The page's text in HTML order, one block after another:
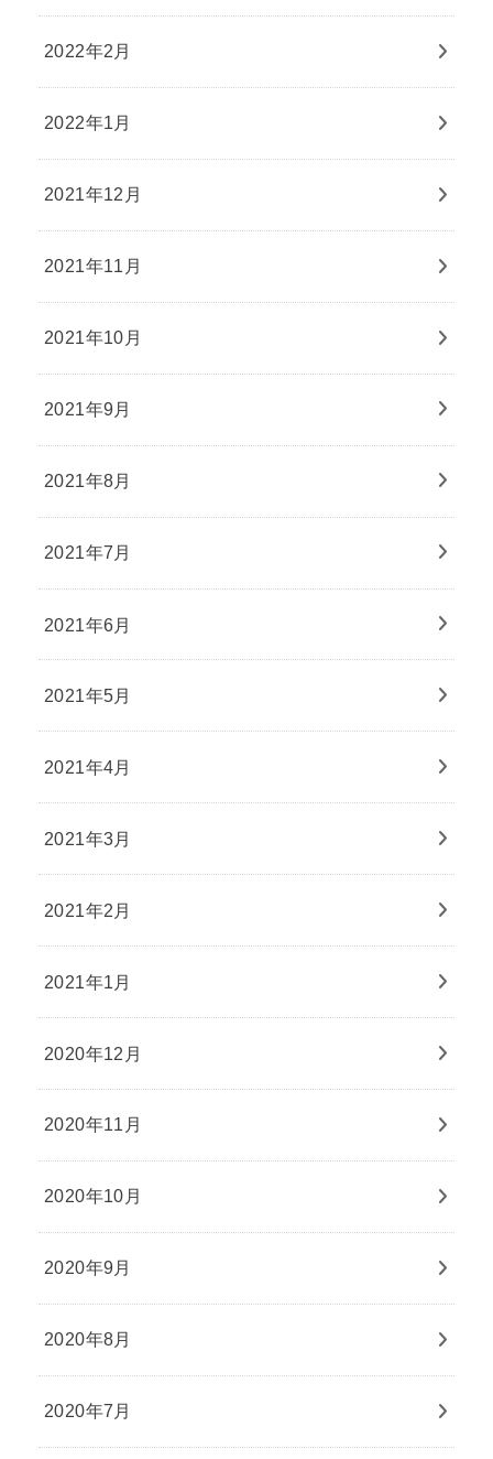
2022年2月
2022年1月
2021年12月
2021年11月
2021年10月
2021年9月
2021年8月
2021年7月
2021年6月
2021年5月
2021年4月
2021年3月
2021年2月
2021年1月
2020年12月
2020年11月
2020年10月
2020年9月
2020年8月
2020年7月